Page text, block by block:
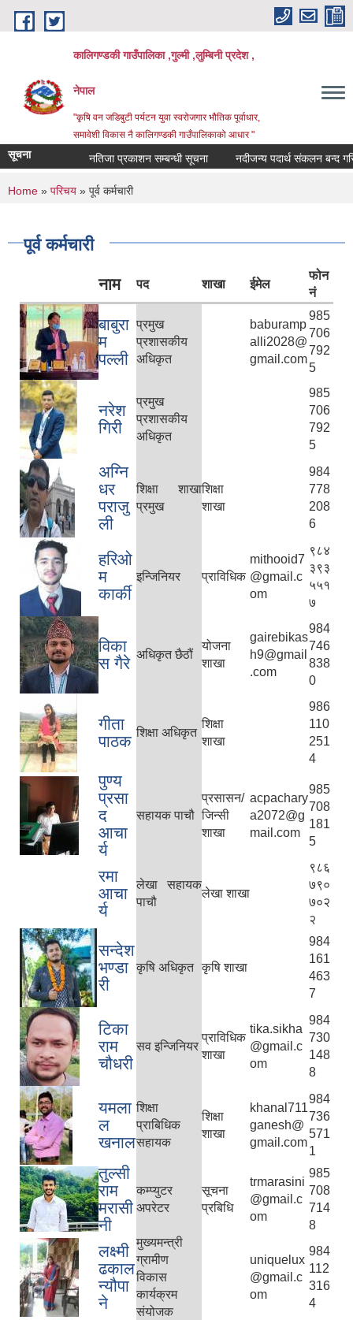
Skip to main content
कालिगण्डकी गाउँपालिका ,गुल्मी ,लुम्बिनी प्रदेश ,
नेपाल
"कृषि वन जडिबुटी पर्यटन युवा स्वरोजगार भौतिक पूर्वाधार,
समावेशी विकास नै कालिगण्डकी गाउँपालिकाको आधार "
सूचना नतिजा प्रकाशन सम्बन्धी सूचना नदीजन्य पदार्थ संकलन बन्द
You are here
Home » परिचय » पूर्व कर्मचारी
पूर्व कर्मचारी
नाम पद शाखा ईमेल
फोन
नं
बाबुरा
म
पल्ली
प्रमुख
प्रशासकीय
अधिकृत
baburamp
alli2028@
gmail.com
985
706
792
5
नरेश
गिरी
प्रमुख
प्रशासकीय
अधिकृत
985
706
792
5
अग्नि
धर
पराजु
ली
शिक्षा शाखा
प्रमुख
शिक्षा
शाखा
984
778
208
6
हरिओ
म
कार्की
इन्जिनियर प्राविधिक
mithooid7
@gmail.c
om
९८४
३९३
५५१
७
विका
स गैरे अधिकृत छैठौ‌ं
योजना
शाखा
gairebikas
h9@gmail
.com
984
746
838
0
गीता
पाठक शिक्षा अधिकृत
शिक्षा
शाखा
986
110
251
4
पुण्य
प्रसा
द
आचा
र्य
सहायक पाचौ
प्रसासन/
जिन्सी
शाखा
acpachary
a2072@g
mail.com
985
708
181
5
रमा
आचा
र्य
लेखा सहायक
पाचौ
लेखा शाखा
९८६
७९०
७०२
२
सन्देश
भण्डा
री
कृषि अधिकृत कृषि शाखा
984
161
463
7
टिका
राम
चौधरी
सव इन्जिनियर
प्राविधिक
शाखा
tika.sikha
@gmail.c
om
984
730
148
8
यमला
ल
खनाल
शिक्षा
प्राबिधिक
सहायक
शिक्षा
शाखा
khanal711
ganesh@
gmail.com
984
736
571
1
तुल्सी
राम
मरासी
नी
कम्प्युटर
अपरेटर
सूचना
प्रबिधि
trmarasini
@gmail.c
om
985
708
714
8
लक्ष्मी
ढकाल
न्यौपा
ने
मुख्यमन्त्री
ग्रामीण
विकास
कार्यक्रम
संयोजक
uniquelux
@gmail.c
om
984
112
316
4